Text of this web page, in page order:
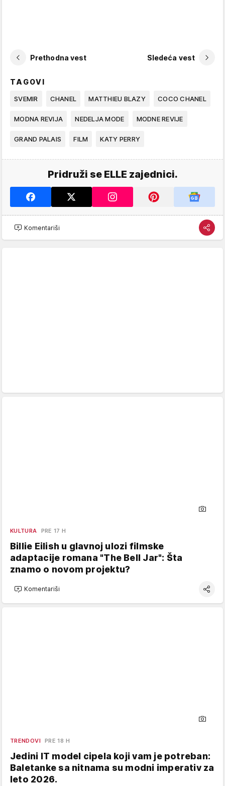
Prethodna vest Sledeća vest
TAGOVI
SVEMIR CHANEL MATTHIEU BLAZY COCO CHANEL
MODNA REVIJA NEDELJA MODE MODNE REVIJE
GRAND PALAIS FILM KATY PERRY
Pridruži se ELLE zajednici.
Komentariši
KULTURA PRE 17 H
Billie Eilish u glavnoj ulozi filmske
adaptacije romana "The Bell Jar": Šta
znamo o novom projektu?
Komentariši
TRENDOVI PRE 18 H
Jedini IT model cipela koji vam je potreban:
Baletanke sa nitnama su modni imperativ za
leto 2026.